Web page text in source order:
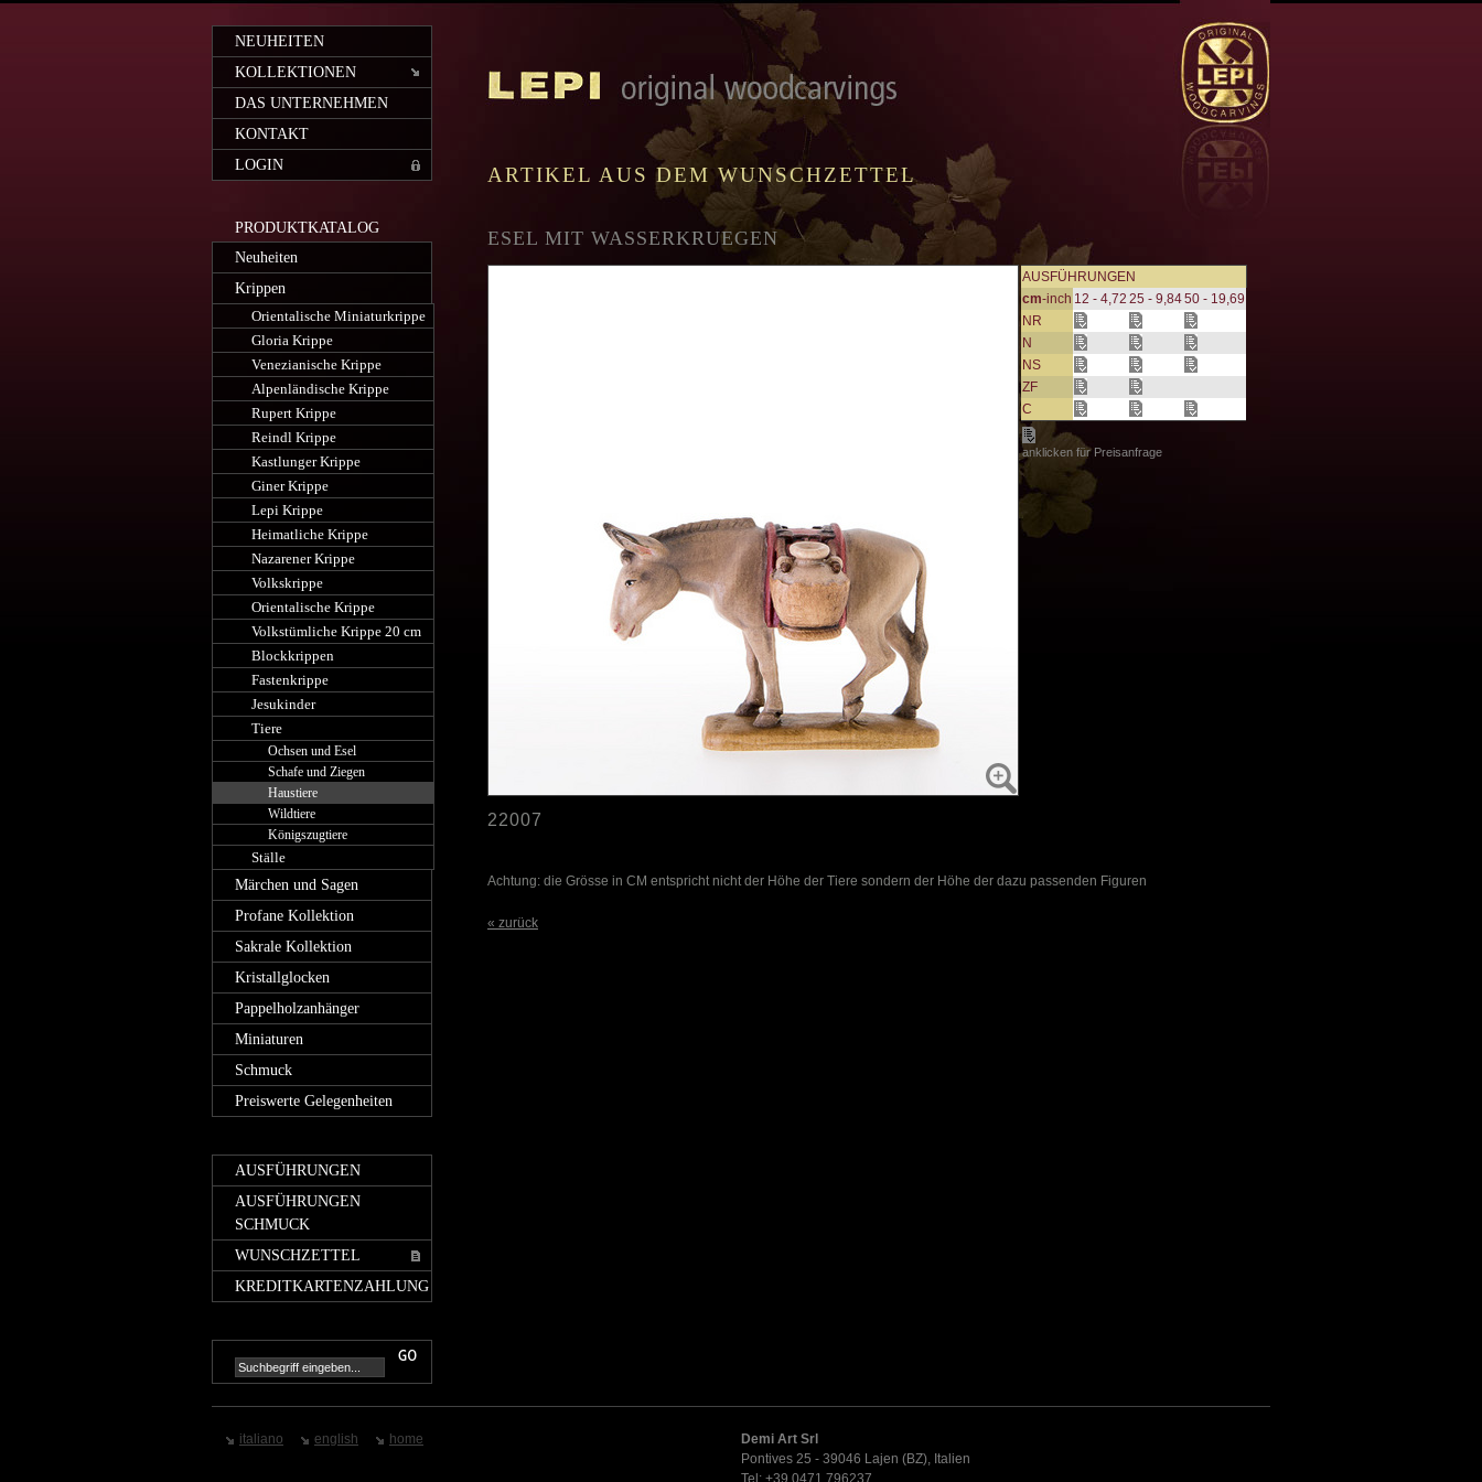
NEUHEITEN
KOLLEKTIONEN
DAS UNTERNEHMEN
KONTAKT
LOGIN
PRODUKTKATALOG
Neuheiten
Krippen
Orientalische Miniaturkrippe
Gloria Krippe
Venezianische Krippe
Alpenländische Krippe
Rupert Krippe
Reindl Krippe
Kastlunger Krippe
Giner Krippe
Lepi Krippe
Heimatliche Krippe
Nazarener Krippe
Volkskrippe
Orientalische Krippe
Volkstümliche Krippe 20 cm
Blockkrippen
Fastenkrippe
Jesukinder
Tiere
Ochsen und Esel
Schafe und Ziegen
Haustiere
Wildtiere
Königszugtiere
Ställe
Märchen und Sagen
Profane Kollektion
Sakrale Kollektion
Kristallglocken
Pappelholzanhänger
Miniaturen
Schmuck
Preiswerte Gelegenheiten
AUSFÜHRUNGEN
AUSFÜHRUNGEN
SCHMUCK
WUNSCHZETTEL
KREDITKARTENZAHLUNG
ARTIKEL AUS DEM WUNSCHZETTEL
ESEL MIT WASSERKRUEGEN
22007
AUSFÜHRUNGEN
cm-inch 12 - 4,72 25 - 9,8450 - 19,69
NR
N
NS
ZF
C
anklicken für Preisanfrage
Achtung: die Grösse in CM entspricht nicht der Höhe der Tiere sondern der Höhe der dazu passenden Figuren
« zurück
Demi Art Srl
Pontives 25 - 39046 Lajen (BZ), Italien
Tel: +39 0471 796237
italiano english home